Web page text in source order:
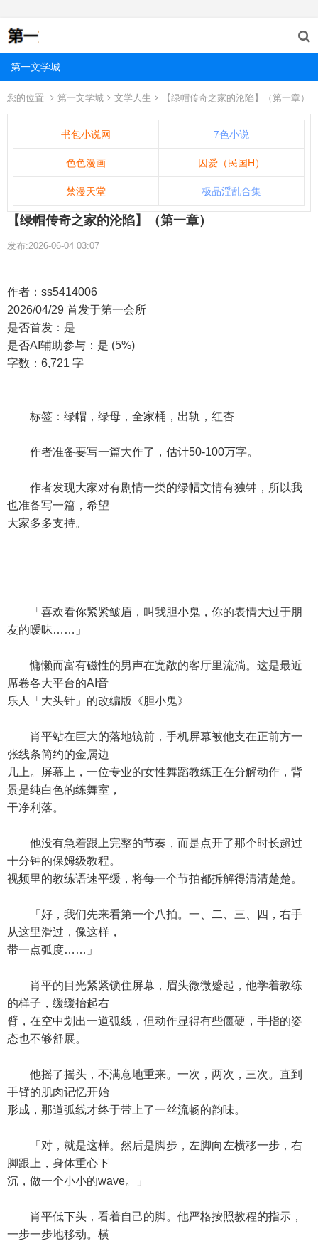
第一文学城
您的位置 第一文学城 文学人生 【绿帽传奇之家的沦陷】（第一章）
书包小说网 7色小说
色色漫画 囚爱（民国H）
禁漫天堂 极品淫乱合集
【绿帽传奇之家的沦陷】（第一章）
发布:2026-06-04 03:07
作者：ss5414006
2026/04/29 首发于第一会所
是否首发：是
是否AI辅助参与：是 (5%)
字数：6,721 字
标签：绿帽，绿母，全家桶，出轨，红杏
作者准备要写一篇大作了，估计50-100万字。
作者发现大家对有剧情一类的绿帽文情有独钟，所以我
也准备写一篇，希望
大家多多支持。
「喜欢看你紧紧皱眉，叫我胆小鬼，你的表情大过于朋
友的暧昧……」
慵懒而富有磁性的男声在宽敞的客厅里流淌。这是最近
席卷各大平台的AI音
乐人「大头针」的改编版《胆小鬼》
肖平站在巨大的落地镜前，手机屏幕被他支在正前方一
张线条简约的金属边
几上。屏幕上，一位专业的女性舞蹈教练正在分解动作，背
景是纯白色的练舞室，
干净利落。
他没有急着跟上完整的节奏，而是点开了那个时长超过
十分钟的保姆级教程。
视频里的教练语速平缓，将每一个节拍都拆解得清清楚楚。
「好，我们先来看第一个八拍。一、二、三、四，右手
从这里滑过，像这样，
带一点弧度……」
肖平的目光紧紧锁住屏幕，眉头微微蹙起，他学着教练
的样子，缓缓抬起右
臂，在空中划出一道弧线，但动作显得有些僵硬，手指的姿
态也不够舒展。
他摇了摇头，不满意地重来。一次，两次，三次。直到
手臂的肌肉记忆开始
形成，那道弧线才终于带上了一丝流畅的韵味。
「对，就是这样。然后是脚步，左脚向左横移一步，右
脚跟上，身体重心下
沉，做一个小小的wave。」
肖平低下头，看着自己的脚。他严格按照教程的指示，
一步一步地移动。横